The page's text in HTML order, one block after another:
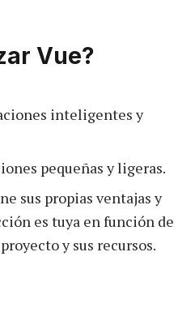
Vue?
inteligentes y
pequeñas y ligeras.
sus propias ventajas y
es tuya en función de
y sus recursos.